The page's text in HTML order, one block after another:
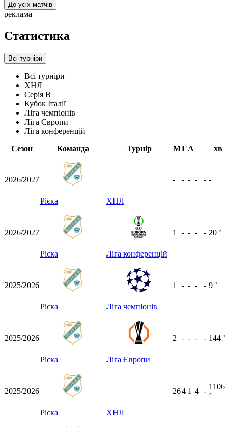
До усіх матчів
реклама
Статистика
Всі турніри
Всі турніри
ХНЛ
Серія B
Кубок Італії
Ліга чемпіонів
Ліга Європи
Ліга конференцій
Сезон
Команда Турнір МГА хв
2026/2027
Рієка ХНЛ
- - - - - -
2026/2027
Рієка Ліга конференцій
1 - - - - 20 ʼ
2025/2026
Рієка Ліга чемпіонів
1 - - - - 9 ʼ
2025/2026
Рієка Ліга Європи
2 - - - - 144 ʼ
2025/2026
Рієка ХНЛ
264 1 4 -
1106
ʼ